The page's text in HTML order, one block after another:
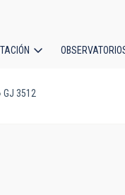
GJ 3512